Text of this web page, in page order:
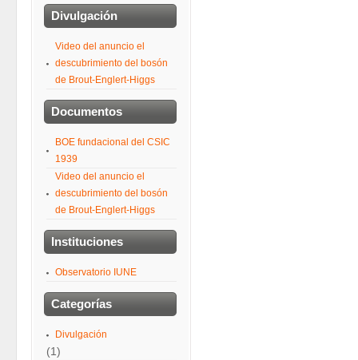
Divulgación
Video del anuncio el
descubrimiento del bosón
de Brout-Englert-Higgs
Documentos
BOE fundacional del CSIC
1939
Video del anuncio el
descubrimiento del bosón
de Brout-Englert-Higgs
Instituciones
Observatorio IUNE
Categorías
Divulgación
(1)